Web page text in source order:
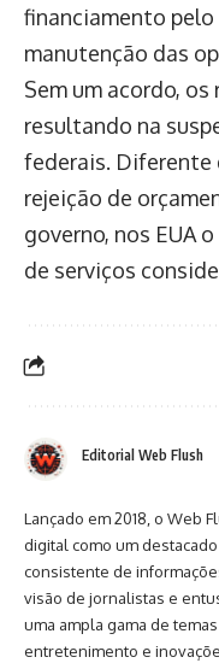
financiamento pelo
manutenção das
Sem um acordo,
resultando na
federais. Diferente
rejeição de
governo, nos EUA
de serviços
Editorial Web Flush
Lançado em 2018, o Web
digital como um
consistente de
visão de jornalistas e
uma ampla gama de
entretenimento e